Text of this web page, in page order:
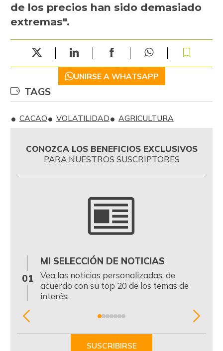
de los precios han sido demasiado
extremas".
UNIRSE A WHATSAPP
TAGS
CACAO VOLATILIDAD AGRICULTURA
CONOZCA LOS BENEFICIOS EXCLUSIVOS
PARA NUESTROS SUSCRIPTORES
01
MI SELECCIÓN DE NOTICIAS
Vea las noticias personalizadas, de
acuerdo con su top 20 de los temas de
interés.
Item
SUSCRIBIRSE